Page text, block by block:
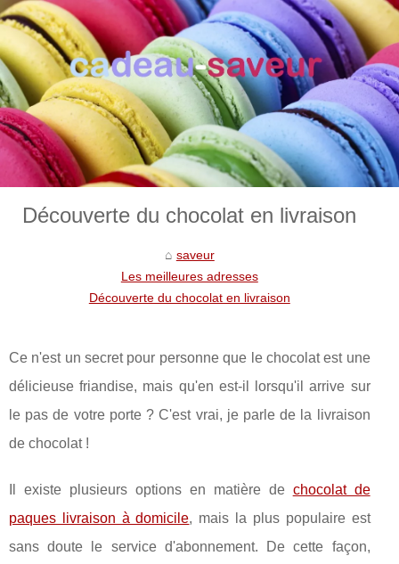
Découverte du chocolat en livraison
saveur
Les meilleures adresses
Découverte du chocolat en livraison
Ce n'est un secret pour personne que le chocolat est une
délicieuse friandise, mais qu'en est-il lorsqu'il arrive sur
le pas de votre porte ? C'est vrai, je parle de la livraison
de chocolat !
Il existe plusieurs options en matière de chocolat de
paques livraison à domicile, mais la plus populaire est
sans doute le service d'abonnement. De cette façon,